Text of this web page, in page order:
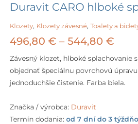
Duravit CARO hlboké
Klozety, Klozety závesné, Toalety a
496,80 € – 544,80 €
Závesný klozet, hlboké splachovanie
objednať špeciálnu povrchovú
jednoduchšie čistenie. Farba biela.
Značka / výrobca: Duravit
Termín dodania: od 7 dní do 3